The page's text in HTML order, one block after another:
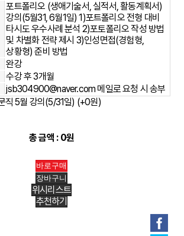
포트폴리오 (생애기술서, 실적서, 활동계획서)
강의(5월31, 6월1일) 1)포트폴리오 전형 대비
타시도 우수사례 분석 2)포토폴리오 작성 방법
및 차별화 전략 제시 3)인성면접(경험형,
상황형) 준비 방법
완강
수강 후 3개월
jsb304900@naver.com 메일로 요청 시 송부
직 5월 강의(5/31일) (+0원)
총 금액 : 0원
위시리스트
추천하기